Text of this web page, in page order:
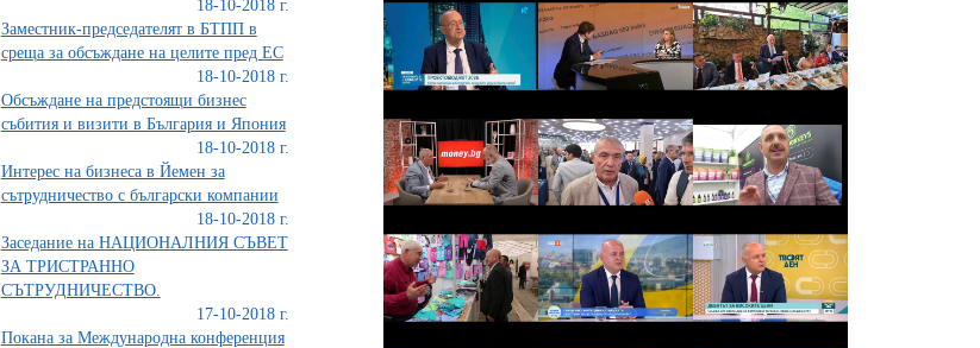
18-10-2018 г.
Заместник-председателят в БТПП в
среща за обсъждане на целите пред ЕС
18-10-2018 г.
Обсъждане на предстоящи бизнес
събития и визити в България и Япония
18-10-2018 г.
Интерес на бизнеса в Йемен за
сътрудничество с български компании
18-10-2018 г.
Заседание на НАЦИОНАЛНИЯ СЪВЕТ
ЗА ТРИСТРАННО
СЪТРУДНИЧЕСТВО.
17-10-2018 г.
Покана за Международна конференция